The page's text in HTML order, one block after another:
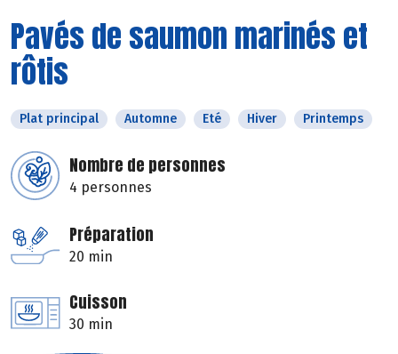
Pavés de saumon marinés et
rôtis
Plat principal Automne Eté Hiver Printemps
Nombre de personnes
4 personnes
Préparation
20 min
Cuisson
30 min